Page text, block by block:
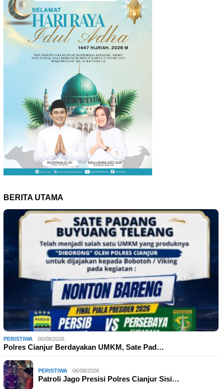
BERITA UTAMA
PERISTIWA 06/08/2026
Polres Cianjur Berdayakan UMKM, Sate Pad…
PERISTIWA 06/08/2026
Patroli Jago Presisi Polres Cianjur Sisi…